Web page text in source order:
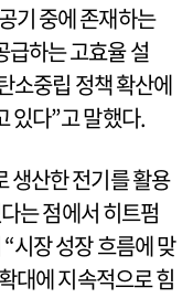
기 중에 존재하는
급하는 고효율 설
소중립 정책 확산에
있다”고 말했다.
생산한 전기를 활용
는 점에서 히트펌
시장 성장 흐름에 맞
대에 지속적으로 힘